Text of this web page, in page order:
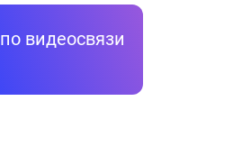
видеосвязи